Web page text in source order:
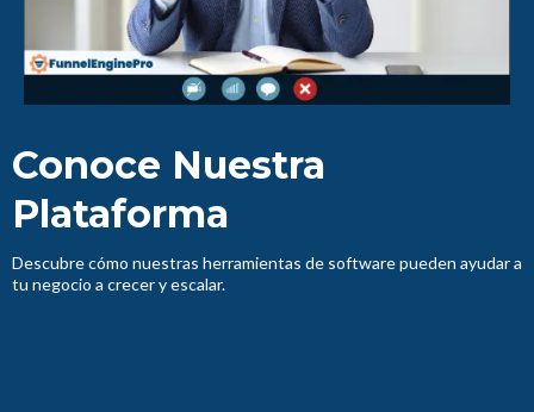
Conoce Nuestra
Plataforma
Descubre cómo nuestras herramientas de software pueden ayudar a
tu negocio a crecer y escalar.